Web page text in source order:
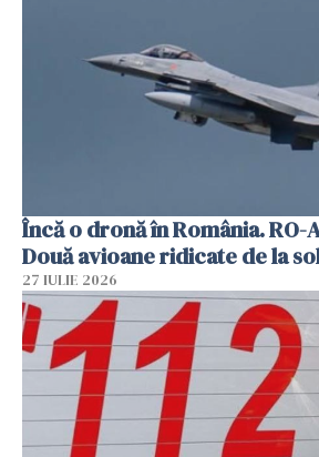
Încă o dronă în România. RO-
Două avioane ridicate de la
27 IULIE 2026